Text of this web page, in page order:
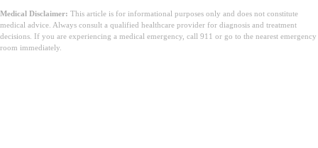
Medical Disclaimer: This article is for informational purposes only and does not constitute
medical advice. Always consult a qualified healthcare provider for diagnosis and treatment
decisions. If you are experiencing a medical emergency, call 911 or go to the nearest emergency
room immediately.